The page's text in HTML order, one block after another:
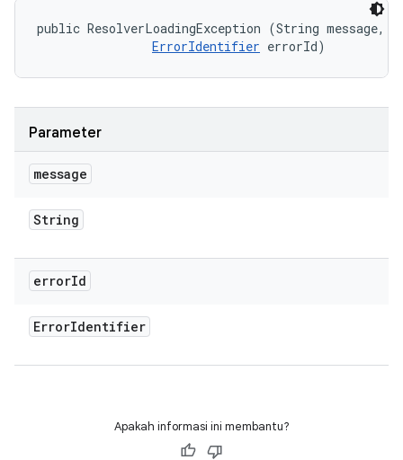
public ResolverLoadingException (String message,
ErrorIdentifier errorId)
Parameter
message
String
errorId
ErrorIdentifier
Apakah informasi ini membantu?